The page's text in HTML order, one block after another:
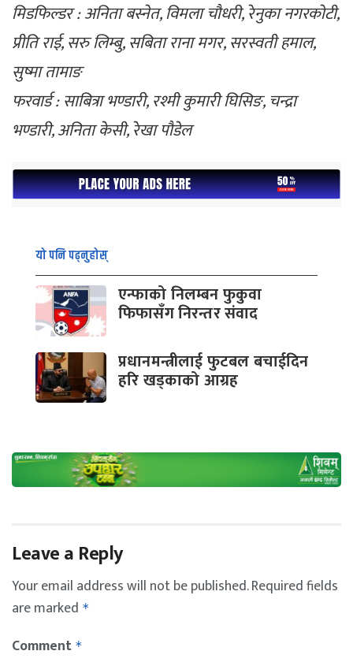
मिडफिल्डर : अनिता बस्नेत, विमला चौधरी, रेनुका नगरकोटी,
प्रीति राई, सरु लिम्बु, सबिता राना मगर, सरस्वती हमाल,
सुष्मा तामाङ
फरवार्ड : साबित्रा भण्डारी, रश्मी कुमारी घिसिङ, चन्द्रा
भण्डारी, अनिता केसी, रेखा पौडेल
यो पनि पढ्नुहोस्
एन्फाको निलम्बन फुकुवा
फिफासँग निरन्तर संवाद
प्रधानमन्त्रीलाई फुटबल बचाईदिन
हरि खड्काको आग्रह
Leave a Reply
Your email address will not be published.Required fields
are marked *
Comment *